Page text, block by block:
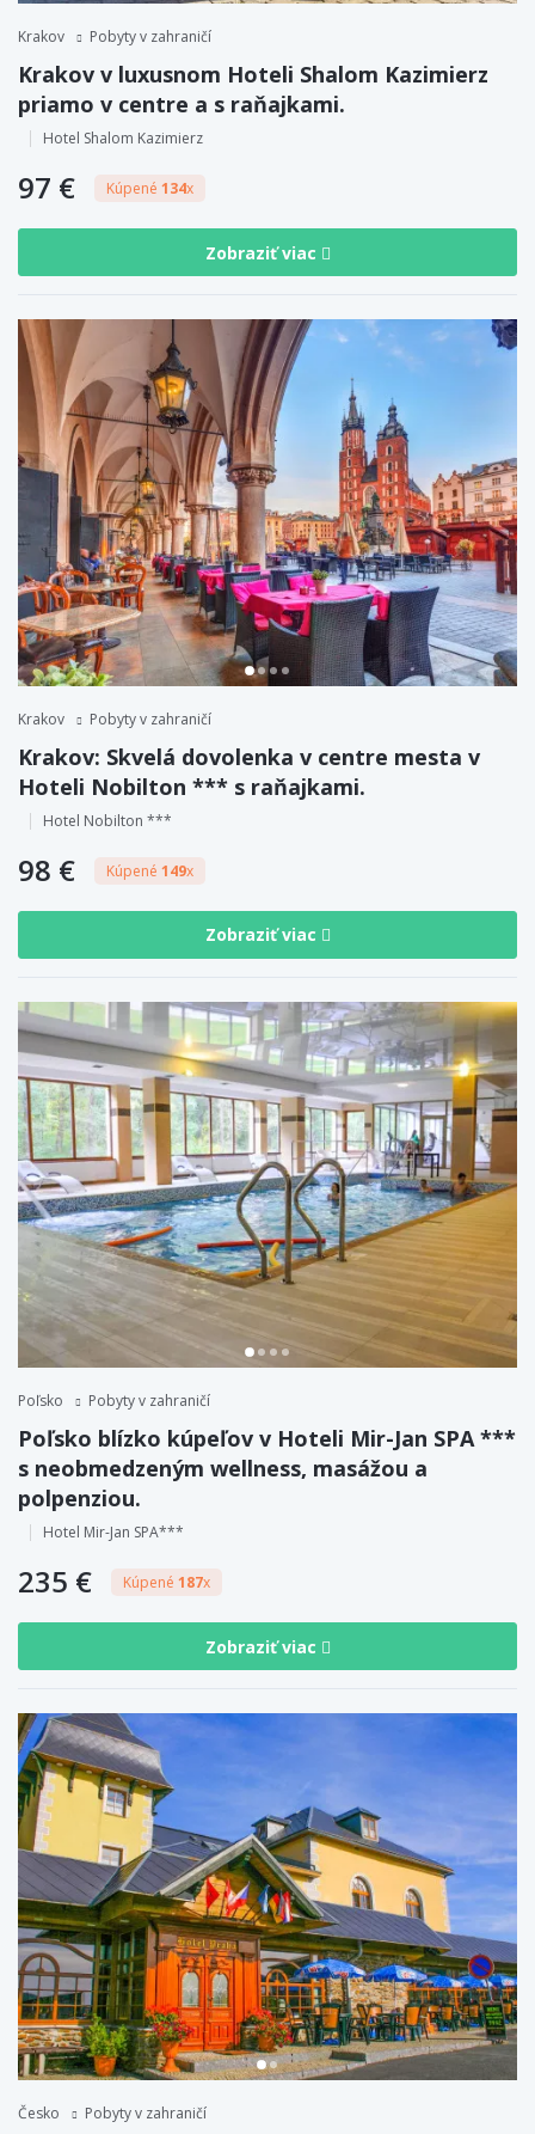
Krakov Pobyty v zahraničí
Krakov v luxusnom Hoteli Shalom Kazimierz
priamo v centre a s raňajkami.
Hotel Shalom Kazimierz
97 € Kúpené 134x
Zobraziť viac
Krakov Pobyty v zahraničí
Krakov: Skvelá dovolenka v centre mesta v
Hoteli Nobilton *** s raňajkami.
Hotel Nobilton ***
98 € Kúpené 149x
Zobraziť viac
Poľsko Pobyty v zahraničí
Poľsko blízko kúpeľov v Hoteli Mir-Jan SPA ***
s neobmedzeným wellness, masážou a
polpenziou.
Hotel Mir-Jan SPA***
235 € Kúpené 187x
Zobraziť viac
Česko Pobyty v zahraničí